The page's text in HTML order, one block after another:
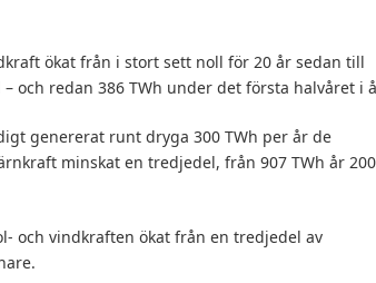
ökat från i stort sett noll för 20 år sedan till
och redan 386 TWh under det första halvåret i
genererat runt dryga 300 TWh per år de
minskat en tredjedel, från 907 TWh år
och vindkraften ökat från en tredjedel av